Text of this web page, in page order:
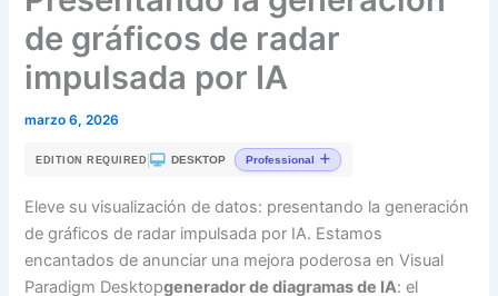
de gráficos de radar
impulsada por IA
marzo 6, 2026
EDITION REQUIRED | DESKTOP Professional
Eleve su visualización de datos: presentando la generación
de gráficos de radar impulsada por IA. Estamos
encantados de anunciar una mejora poderosa en Visual
Paradigm Desktopgenerador de diagramas de IA: el